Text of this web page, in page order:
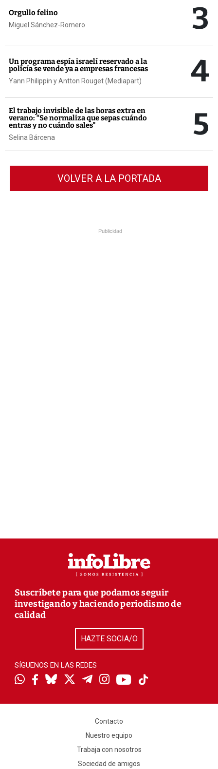
Orgullo felino
Miguel Sánchez-Romero 3
Un programa espía israelí reservado a la
policía se vende ya a empresas francesas
Yann Philippin y Antton Rouget (Mediapart) 4
El trabajo invisible de las horas extra en
verano: “Se normaliza que sepas cuándo
entras y no cuándo sales"
Selina Bárcena 5
VOLVER A LA PORTADA
Publicidad
Suscríbete para que podamos seguir
investigando y haciendo periodismo de
calidad
HAZTE SOCIA/O
SÍGUENOS EN LAS REDES
Contacto
Nuestro equipo
Trabaja con nosotros
Sociedad de amigos